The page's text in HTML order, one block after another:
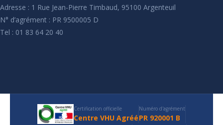
Adresse : 1 Rue Jean-Pierre Timbaud, 95100 Argenteuil
N° d’agrément : PR 9500005 D
Tel : 01 83 64 20 40
Certification officielle
Centre VHU Agréé
Numéro d'agrément
PR 920001 B